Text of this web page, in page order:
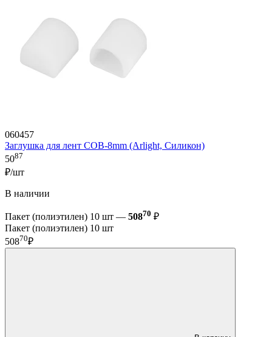
060457
Заглушка для лент COB-8mm (Arlight, Силикон)
5087
₽/шт
В наличии
Пакет (полиэтилен) 10 шт — 50870 ₽
Пакет (полиэтилен) 10 шт
50870₽